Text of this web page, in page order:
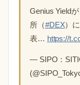
Genius Yield
所（#DEX）
表… https://
— SIPO：